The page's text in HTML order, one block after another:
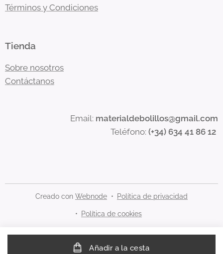
Añadir a la cesta
Términos y Condiciones
Tienda
Sobre nosotros
Contáctanos
Email: materialdebolillos@gmail.com
Teléfono: (+34) 634 41 86 12
Creado con Webnode Política de privacidad
Política de cookies